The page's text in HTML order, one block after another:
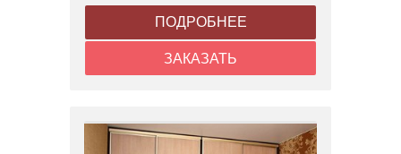
ПОДРОБНЕЕ
ЗАКАЗАТЬ